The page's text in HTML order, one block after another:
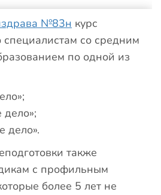
№83н курс
специалистам со средним
по одной из
дело»;
дело».
также
с профильным
более 5 лет не